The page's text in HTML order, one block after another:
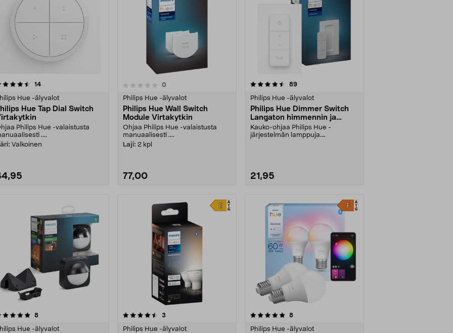
14arvostelut
Hue -älyvalot
Hue Tap Dial Switch
Philips Hue -valaistusta
....
Valkoinen
0.0 viidestä
0
Philips Hue -älyvalot
Philips Hue Wall Switch
Module Virtakytkin
Ohjaa Philips Hue -valaistusta
manuaalisesti ....
Laji: 2 kpl
77,00
4.5 viidestä
89arvostelut
Philips Hue -älyvalot
Philips Hue Dimmer Switch
Langaton himmennin ja
kaukosäädin
Kauko-ohjaa Philips Hue -
järjestelmän lamppuja.
21,95
8arvostelut
Hue -älyvalot
4.5 viidestä
3
Philips Hue -älyvalot
5.0 viidestä
8arvostelut
Philips Hue -älyvalot